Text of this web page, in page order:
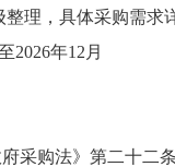
理，具体采购需求
年12月
购法》第二十二